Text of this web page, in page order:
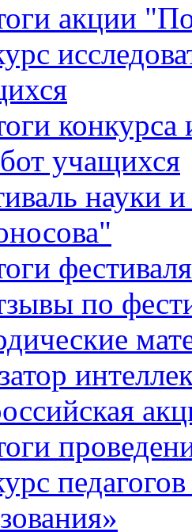
акции
конкурса
учащихся
науки
фестиваля
по